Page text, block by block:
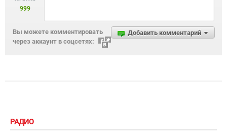
999
Добавить комментарий
Вы можете комментировать
через аккаунт в соцсетях:
РАДИО